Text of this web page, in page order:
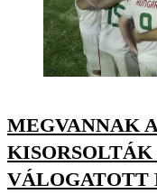
MEGVANNAK
VÁLOGATOTT